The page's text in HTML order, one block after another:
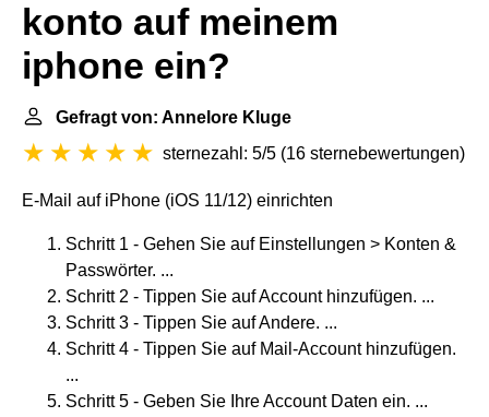
konto auf meinem
iphone ein?
Gefragt von: Annelore Kluge
sternezahl: 5/5 (16 sternebewertungen)
E-Mail auf iPhone (iOS 11/12) einrichten
Schritt 1 - Gehen Sie auf Einstellungen > Konten &
Passwörter. ...
Schritt 2 - Tippen Sie auf Account hinzufügen. ...
Schritt 3 - Tippen Sie auf Andere. ...
Schritt 4 - Tippen Sie auf Mail-Account hinzufügen.
...
Schritt 5 - Geben Sie Ihre Account Daten ein. ...